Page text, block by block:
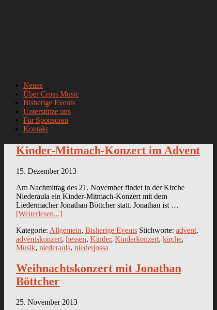
Neues
Über Cross Music
Bisherige Events
Unterstütze uns
Für Sponsoren
Kontakt
Kinder-Mitmach-Konzert im Advent
15. Dezember 2013
Am Nachmittag des 21. November findet in der Kirche
Niederaula ein Kinder-Mitmach-Konzert mit dem
Liedermacher Jonathan Böttcher statt. Jonathan ist …
[Weiterlesen...]
Kategorie: Allgemein, Bisherige Events Stichworte: advent,
adventskonzert, hessen, Kinder, Kinderkonzert, kirche,
Musik, niederaula, niederjossa
Weihnachtskonzert mit Jonathan
Böttcher
25. November 2013